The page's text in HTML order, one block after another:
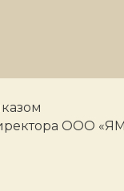
ДАННЫХ НА
ООО